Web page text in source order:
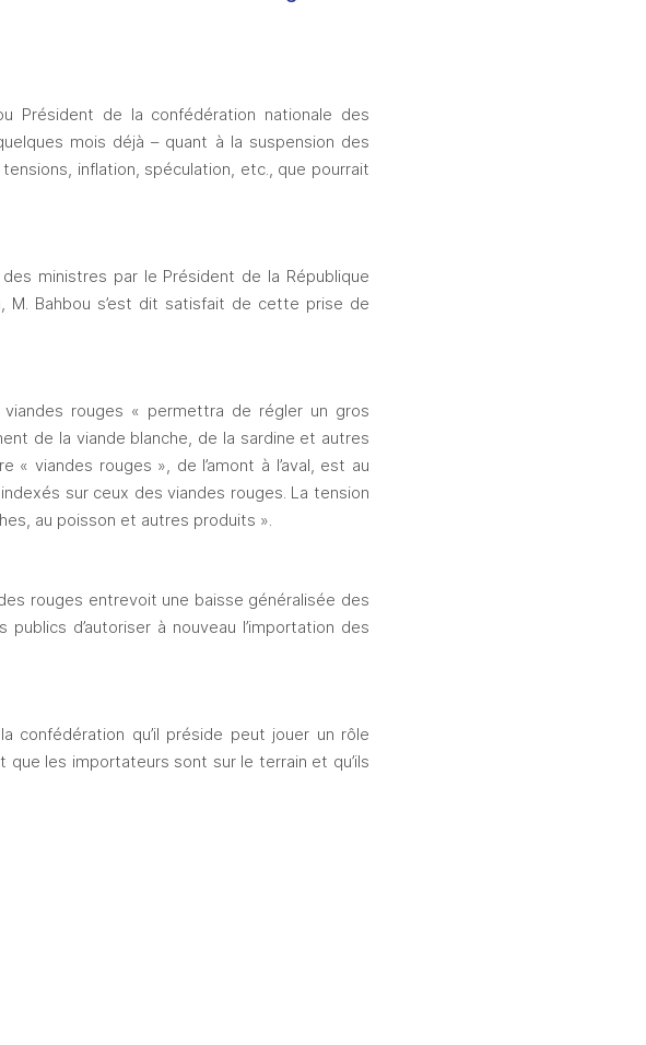
Président de la confédération nationale des
mois déjà – quant à la suspension des
inflation, spéculation, etc., que pourrait
ministres par le Président de la République
M. Bahbou s’est dit satisfait de cette prise de
rouges « permettra de régler un gros
de la viande blanche, de la sardine et autres
viandes rouges », de l’amont à l’aval, est au
sur ceux des viandes rouges. La tension
au poisson et autres produits ».
rouges entrevoit une baisse généralisée des
d’autoriser à nouveau l’importation des
qu’il préside peut jouer un rôle
les importateurs sont sur le terrain et qu’ils